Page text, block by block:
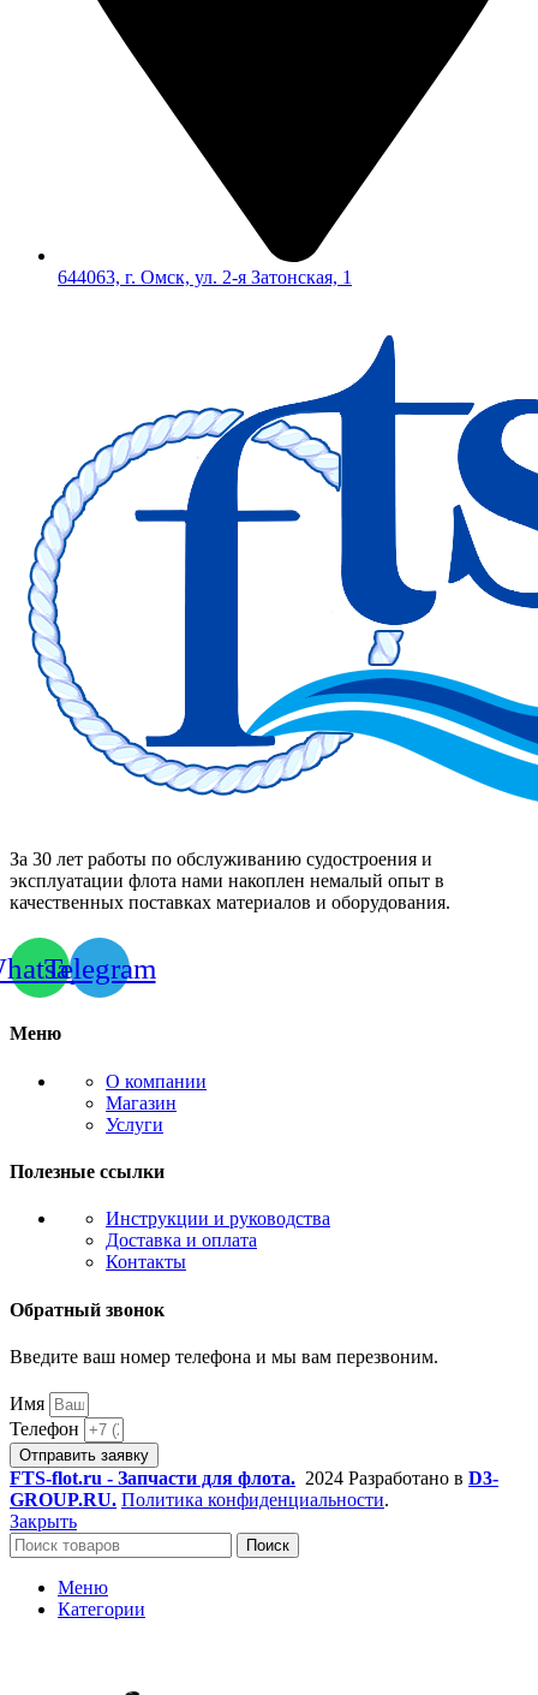
644063, г. Омск, ул. 2-я Затонская, 1
За 30 лет работы по обслуживанию судостроения и
эксплуатации флота нами накоплен немалый опыт в
качественных поставках материалов и оборудования.
Telegram
Меню
О компании
Магазин
Услуги
Полезные ссылки
Инструкции и руководства
Доставка и оплата
Контакты
Обратный звонок
Введите ваш номер телефона и мы вам перезвоним.
Имя
Телефон
Отправить заявку
FTS-flot.ru - Запчасти для флота. 2024 Разработано в D3-
GROUP.RU. Политика конфиденциальности.
Закрыть
Поиск
Меню
Категории